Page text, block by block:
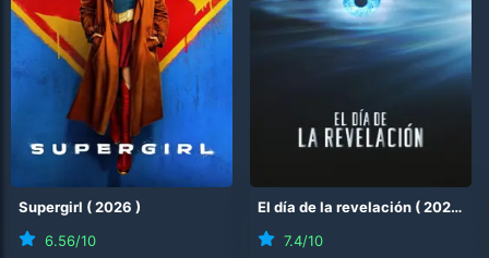
Supergirl (2026 )
6.56/10
El día de la revelación (2026 )
7.4/10